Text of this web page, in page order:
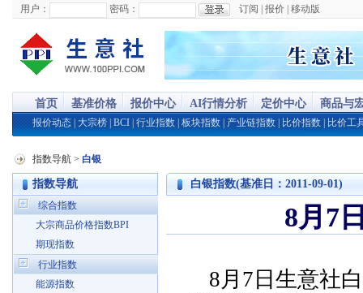
用户： 密码： 订阅 报价 移动版
首页 基准价格 报价中心 AI行情分析 定价中心 商品与
报价动态 大宗榜 BCI 行业指数 板块指数 产业链指数 比价指数 比价工
指数导航 > 白银
指数导航
综合指数
大宗商品价格指数BPI
期现指数
行业指数
能源指数
白银指数(基准日：2011-09-01)
8月7
8月7日生意社